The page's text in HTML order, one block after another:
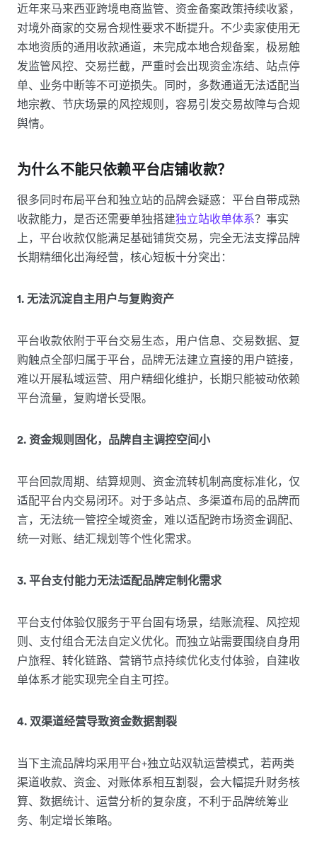
近年来马来西亚跨境电商监管、资金备案政策持续收紧，
对境外商家的交易合规性要求不断提升。不少卖家使用无
本地资质的通用收款通道，未完成本地合规备案，极易触
发监管风控、交易拦截，严重时会出现资金冻结、站点停
单、业务中断等不可逆损失。同时，多数通道无法适配当
地宗教、节庆场景的风控规则，容易引发交易故障与合规
舆情。
为什么不能只依赖平台店铺收款？
很多同时布局平台和独立站的品牌会疑惑：平台自带成熟
收款能力，是否还需要单独搭建独立站收单体系？事实
上，平台收款仅能满足基础铺货交易，完全无法支撑品牌
长期精细化出海经营，核心短板十分突出：
1. 无法沉淀自主用户与复购资产
平台收款依附于平台交易生态，用户信息、交易数据、复
购触点全部归属于平台，品牌无法建立直接的用户链接，
难以开展私域运营、用户精细化维护，长期只能被动依赖
平台流量，复购增长受限。
2. 资金规则固化，品牌自主调控空间小
平台回款周期、结算规则、资金流转机制高度标准化，仅
适配平台内交易闭环。对于多站点、多渠道布局的品牌而
言，无法统一管控全域资金，难以适配跨市场资金调配、
统一对账、结汇规划等个性化需求。
3. 平台支付能力无法适配品牌定制化需求
平台支付体验仅服务于平台固有场景，结账流程、风控规
则、支付组合无法自定义优化。而独立站需要围绕自身用
户旅程、转化链路、营销节点持续优化支付体验，自建收
单体系才能实现完全自主可控。
4. 双渠道经营导致资金数据割裂
当下主流品牌均采用平台+独立站双轨运营模式，若两类
渠道收款、资金、对账体系相互割裂，会大幅提升财务核
算、数据统计、运营分析的复杂度，不利于品牌统筹业
务、制定增长策略。